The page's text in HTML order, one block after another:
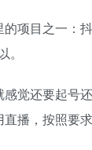
项目之一：
觉还要起号
播，按照要